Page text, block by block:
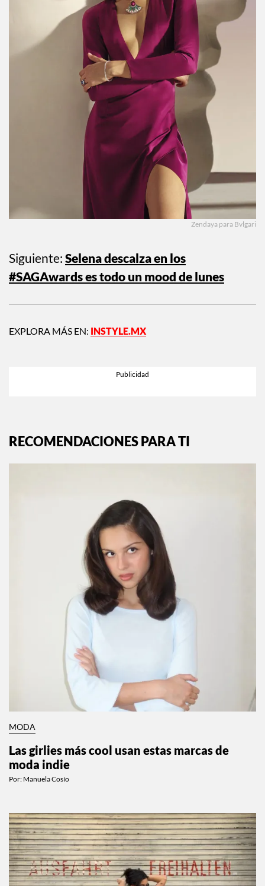
Zendaya para Bvlgari
Siguiente: Selena descalza en los
#SAGAwards es todo un mood de lunes
EXPLORA MÁS EN: INSTYLE.MX
RECOMENDACIONES PARA TI
MODA
Las girlies más cool usan estas marcas de
moda indie
Por: Manuela Cosío